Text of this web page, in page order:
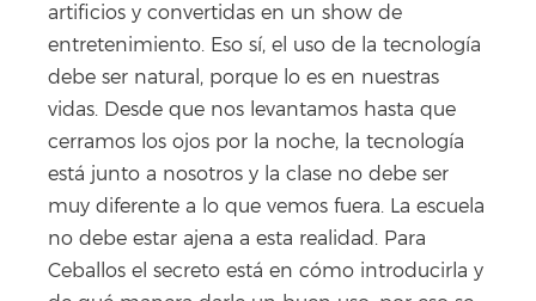
artificios y convertidas en un show de
entretenimiento. Eso sí, el uso de la tecnología
debe ser natural, porque lo es en nuestras
vidas. Desde que nos levantamos hasta que
cerramos los ojos por la noche, la tecnología
está junto a nosotros y la clase no debe ser
muy diferente a lo que vemos fuera. La escuela
no debe estar ajena a esta realidad. Para
Ceballos el secreto está en cómo introducirla y